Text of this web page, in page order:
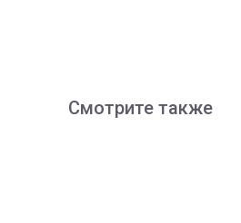
Смотрите также